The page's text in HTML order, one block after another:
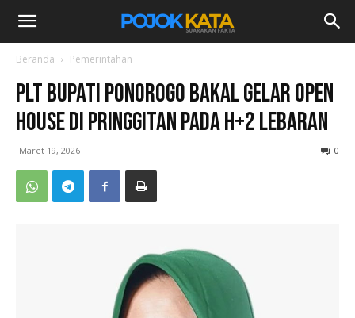
Beranda Pemerintahan
Plt Bupati Ponorogo Bakal Gelar Open
House di Pringgitan pada H+2 Lebaran
Maret 19, 2026 0